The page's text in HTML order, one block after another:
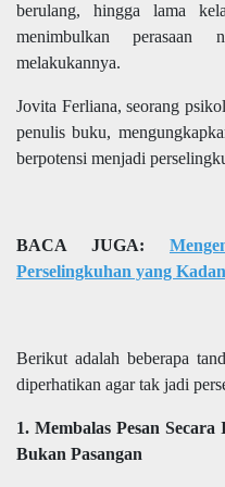
berulang, hingga lama
menimbulkan perasaan
melakukannya.
Jovita Ferliana, seorang
penulis buku,
berpotensi menjadi
BACA JUGA:
Perselingkuhan yang
Berikut adalah beberapa
diperhatikan agar tak jadi
1. Membalas Pesan
Bukan Pasangan